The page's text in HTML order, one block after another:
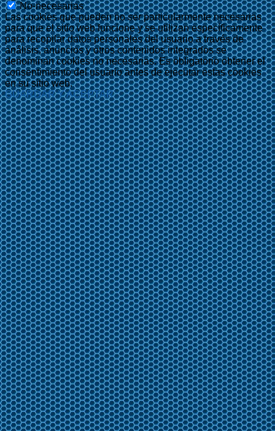
No-necesarias
Las cookies que pueden no ser particularmente necesarias
para que el sitio web funcione y se utilizan específicamente
para recopilar datos personales del usuario a través de
análisis, anuncios y otros contenidos integrados se
denominan cookies no necesarias. Es obligatorio obtener el
consentimiento del usuario antes de ejecutar estas cookies
en su sitio web.
GUARDAR Y ACEPTAR